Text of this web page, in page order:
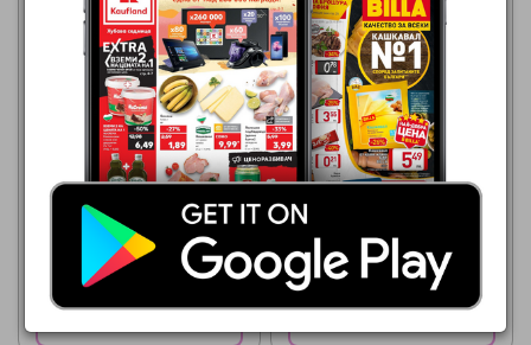
МЕТРО
30.07.2026 - 12.08.2026
119,00 €
Фризер ACF-132CNE
Техномаркет
23.07.2026 - 12.08.2026